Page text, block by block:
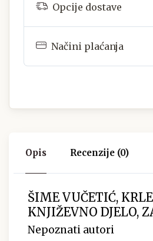
Opcije dostave
Načini plaćanja
Opis Recenzije (0)
ŠIME VUČETIĆ,
KNJIŽEVNO DJELO,
Nepoznati autori